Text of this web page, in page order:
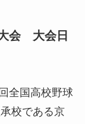
会 大会日
全国高校野球
校である京